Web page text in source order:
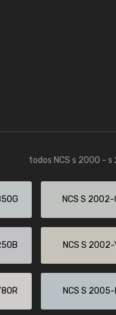
todos NCS s 2000 - s
NCS S 2002-
NCS S 2002-
NCS S 2005-